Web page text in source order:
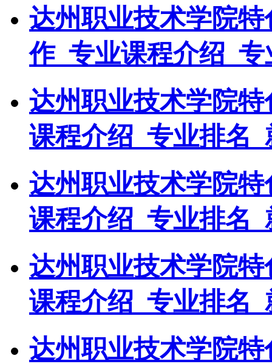
达州职业技术学院
作_专业课程介绍_
达州职业技术学院
课程介绍_专业排名
达州职业技术学院
课程介绍_专业排名
达州职业技术学院
课程介绍_专业排名
达州职业技术学院